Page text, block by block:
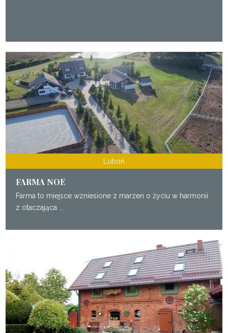
Luboń
FARMA NOE
Farma to miejsce wzniesione z marzeń o życiu w harmonii
z otaczająca ...